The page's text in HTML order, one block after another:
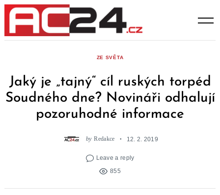
Skip
content
ZE SVĚTA
Jaký je „tajný“ cíl ruských torpéd
Soudného dne? Novináři odhalují
pozoruhodné informace
by Redakce 12. 2. 2019
Leave a reply
855